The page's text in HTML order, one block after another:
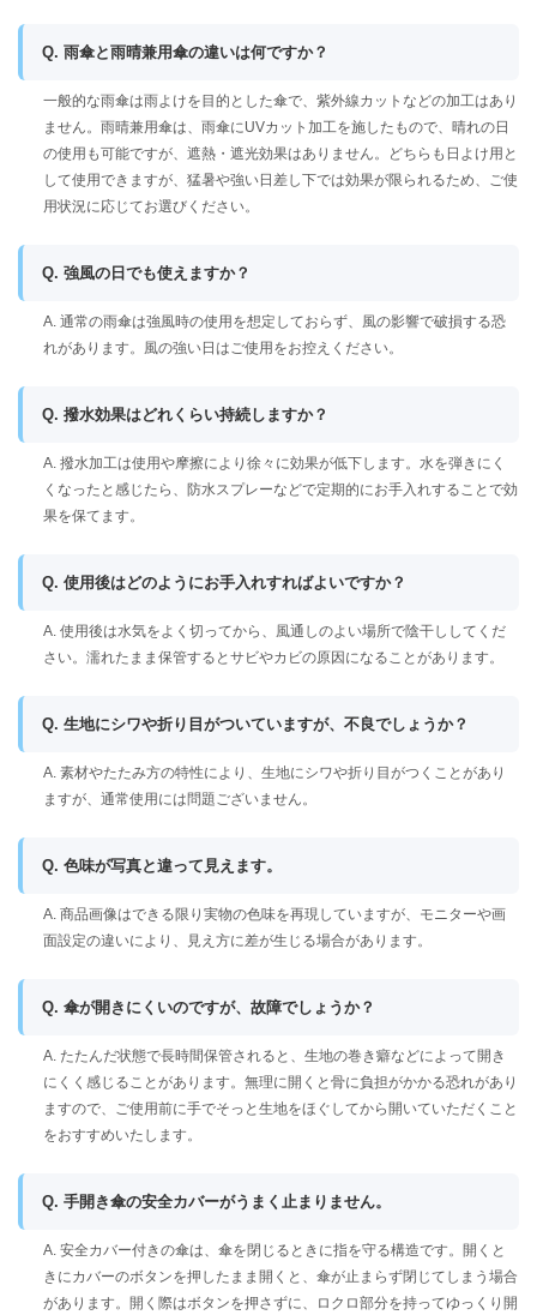
Q. 雨傘と雨晴兼用傘の違いは何ですか？
一般的な雨傘は雨よけを目的とした傘で、紫外線カットなどの加工はあり
ません。雨晴兼用傘は、雨傘にUVカット加工を施したもので、晴れの日
の使用も可能ですが、遮熱・遮光効果はありません。どちらも日よけ用と
して使用できますが、猛暑や強い日差し下では効果が限られるため、ご使
用状況に応じてお選びください。
Q. 強風の日でも使えますか？
A. 通常の雨傘は強風時の使用を想定しておらず、風の影響で破損する恐
れがあります。風の強い日はご使用をお控えください。
Q. 撥水効果はどれくらい持続しますか？
A. 撥水加工は使用や摩擦により徐々に効果が低下します。水を弾きにく
くなったと感じたら、防水スプレーなどで定期的にお手入れすることで効
果を保てます。
Q. 使用後はどのようにお手入れすればよいですか？
A. 使用後は水気をよく切ってから、風通しのよい場所で陰干ししてくだ
さい。濡れたまま保管するとサビやカビの原因になることがあります。
Q. 生地にシワや折り目がついていますが、不良でしょうか？
A. 素材やたたみ方の特性により、生地にシワや折り目がつくことがあり
ますが、通常使用には問題ございません。
Q. 色味が写真と違って見えます。
A. 商品画像はできる限り実物の色味を再現していますが、モニターや画
面設定の違いにより、見え方に差が生じる場合があります。
Q. 傘が開きにくいのですが、故障でしょうか？
A. たたんだ状態で長時間保管されると、生地の巻き癖などによって開き
にくく感じることがあります。無理に開くと骨に負担がかかる恐れがあり
ますので、ご使用前に手でそっと生地をほぐしてから開いていただくこと
をおすすめいたします。
Q. 手開き傘の安全カバーがうまく止まりません。
A. 安全カバー付きの傘は、傘を閉じるときに指を守る構造です。開くと
きにカバーのボタンを押したまま開くと、傘が止まらず閉じてしまう場合
があります。開く際はボタンを押さずに、ロクロ部分を持ってゆっくり開